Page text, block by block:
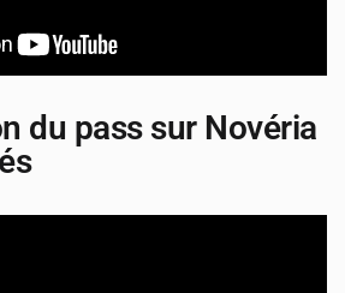
du pass sur Novéria